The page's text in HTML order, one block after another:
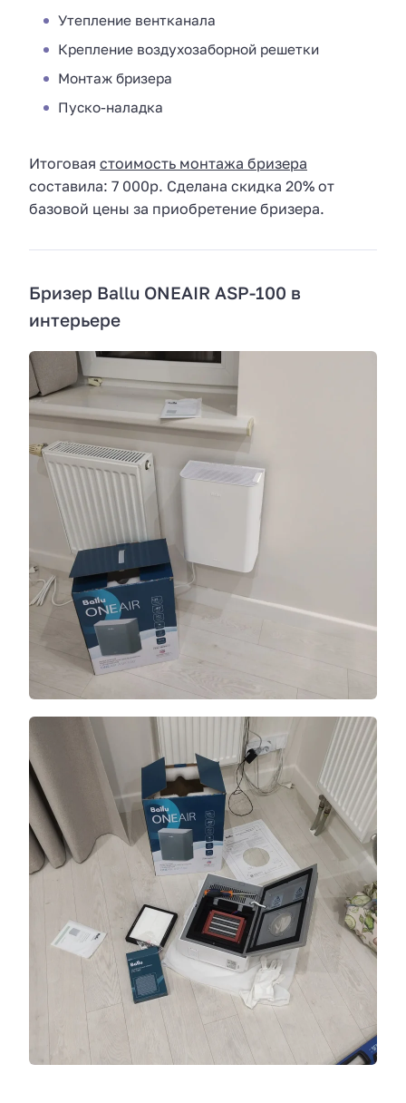
Утепление вентканала
Крепление воздухозаборной решетки
Монтаж бризера
Пуско-наладка
Итоговая стоимость монтажа бризера
составила: 7 000р. Сделана скидка 20% от
базовой цены за приобретение бризера.
Бризер Ballu ONEAIR ASP-100 в
интерьере